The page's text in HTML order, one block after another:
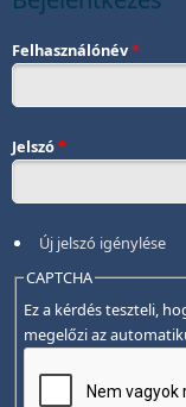
Felhasználónév*
Jelszó*
Új jelszó igénylése
CAPTCHA
Ez a kérdés teszteli,
megelőzi az